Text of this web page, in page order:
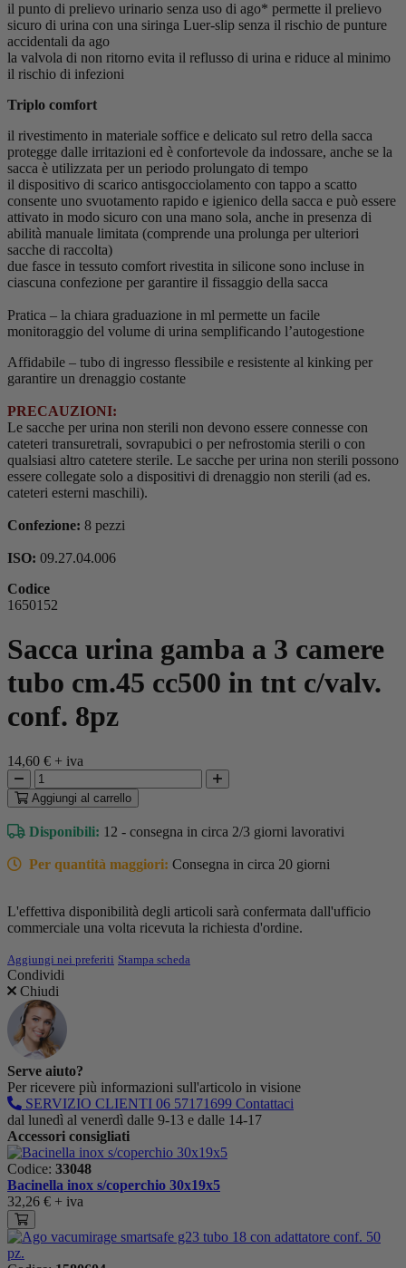
il punto di prelievo urinario senza uso di ago* permette il prelievo
sicuro di urina con una siringa Luer-slip senza il rischio de punture
accidentali da ago
la valvola di non ritorno evita il reflusso di urina e riduce al minimo
il rischio di infezioni
Triplo comfort
il rivestimento in materiale soffice e delicato sul retro della sacca
protegge dalle irritazioni ed è confortevole da indossare, anche se la
sacca è utilizzata per un periodo prolungato di tempo
il dispositivo di scarico antisgocciolamento con tappo a scatto
consente uno svuotamento rapido e igienico della sacca e può essere
attivato in modo sicuro con una mano sola, anche in presenza di
abilità manuale limitata (comprende una prolunga per ulteriori
sacche di raccolta)
due fasce in tessuto comfort rivestita in silicone sono incluse in
ciascuna confezione per garantire il fissaggio della sacca
Pratica – la chiara graduazione in ml permette un facile
monitoraggio del volume di urina semplificando l’autogestione
Affidabile – tubo di ingresso flessibile e resistente al kinking per
garantire un drenaggio costante
PRECAUZIONI:
Le sacche per urina non sterili non devono essere connesse con
cateteri transuretrali, sovrapubici o per nefrostomia sterili o con
qualsiasi altro catetere sterile. Le sacche per urina non sterili possono
essere collegate solo a dispositivi di drenaggio non sterili (ad es.
cateteri esterni maschili).
Confezione: 8 pezzi
ISO: 09.27.04.006
Codice
1650152
Sacca urina gamba a 3 camere
tubo cm.45 cc500 in tnt c/valv.
conf. 8pz
14,60 € + iva
Aggiungi al carrello
Disponibili: 12 - consegna in circa 2/3 giorni lavorativi
Per quantità maggiori: Consegna in circa 20 giorni
L'effettiva disponibilità degli articoli sarà confermata dall'ufficio
commerciale una volta ricevuta la richiesta d'ordine.
Aggiungi nei preferiti Stampa scheda
Condividi
Chiudi
Serve aiuto?
Per ricevere più informazioni sull'articolo in visione
SERVIZIO CLIENTI 06 57171699 Contattaci
dal lunedì al venerdì dalle 9-13 e dalle 14-17
Accessori consigliati
Codice: 33048
Bacinella inox s/coperchio 30x19x5
32,26 € + iva